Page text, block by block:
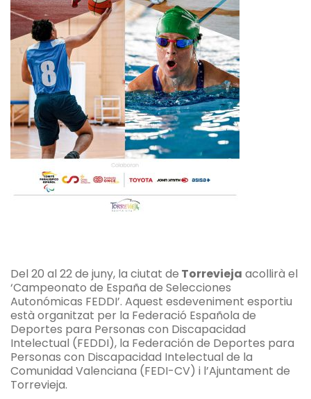
Del 20 al 22 de juny, la ciutat de Torrevieja acollirà el
‘Campeonato de España de Selecciones
Autonómicas FEDDI’. Aquest esdeveniment esportiu
està organitzat per la Federació Española de
Deportes para Personas con Discapacidad
Intelectual (FEDDI), la Federación de Deportes para
Personas con Discapacidad Intelectual de la
Comunidad Valenciana (FEDI-CV) i l’Ajuntament de
Torrevieja.